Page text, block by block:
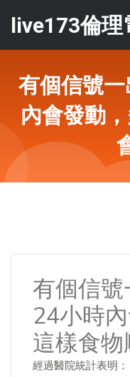
live173倫理
有個信號
內會發動
有個信
24小時
這樣食
經過醫院統計表明